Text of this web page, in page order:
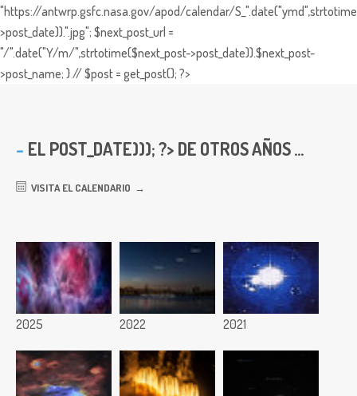
"https://antwrp.gsfc.nasa.gov/apod/calendar/
>post_date)).".jpg"; $next_post_url =
"/".date("Y/m/",strtotime($next_post->post_date)).$next_post-
>post_name; } // $post = get_post(); ?>
EL POST_DATE))); ?> DE OTROS AÑOS ...
VISITA EL CALENDARIO
2025 2022 2021